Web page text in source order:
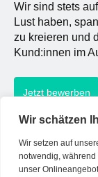
Wir schätzen
Wir setzen auf
notwendig,
unser
Wir sind stets
Lust haben,
zu kreieren und
Kund:innen im
Jetzt bewerben
Kontakt